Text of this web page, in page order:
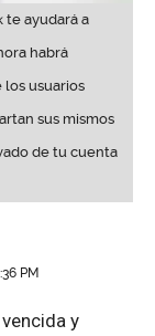
te ayudará a
habrá
los usuarios
sus mismos
de tu cuenta
PM
y